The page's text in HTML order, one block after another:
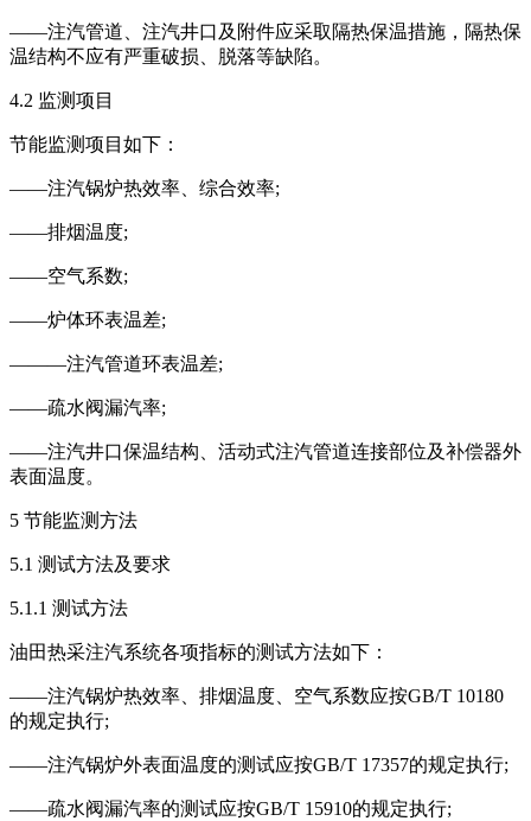
——注汽管道、注汽井口及附件应采取隔热保温措施，隔热保
温结构不应有严重破损、脱落等缺陷。
4.2 监测项目
节能监测项目如下：
——注汽锅炉热效率、综合效率;
——排烟温度;
——空气系数;
——炉体环表温差;
———注汽管道环表温差;
——疏水阀漏汽率;
——注汽井口保温结构、活动式注汽管道连接部位及补偿器外
表面温度。
5 节能监测方法
5.1 测试方法及要求
5.1.1 测试方法
油田热采注汽系统各项指标的测试方法如下：
——注汽锅炉热效率、排烟温度、空气系数应按GB/T 10180
的规定执行;
——注汽锅炉外表面温度的测试应按GB/T 17357的规定执行;
——疏水阀漏汽率的测试应按GB/T 15910的规定执行;